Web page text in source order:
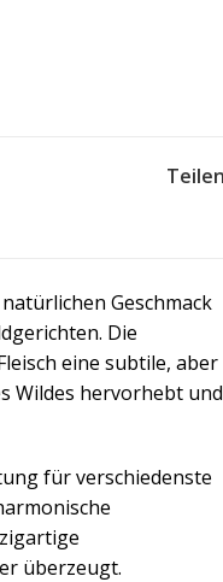
Geschmack
Die
eine subtile, aber
Wildes hervorhebt und
für verschiedenste
überzeugt.